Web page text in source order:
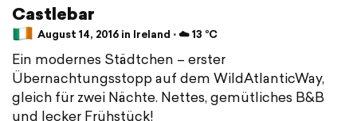
Castlebar
August 14, 2016 in Ireland ⋅ ☁️ 13 °C
Ein modernes Städtchen – erster
Übernachtungsstopp auf dem WildAtlanticWay,
gleich für zwei Nächte. Nettes, gemütliches B&B
und lecker Frühstück!